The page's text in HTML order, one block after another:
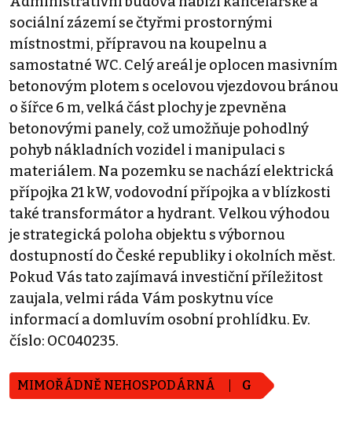
sociální zázemí se čtyřmi prostornými
místnostmi, přípravou na koupelnu a
samostatné WC. Celý areál je oplocen masivním
betonovým plotem s ocelovou vjezdovou bránou
o šířce 6 m, velká část plochy je zpevněna
betonovými panely, což umožňuje pohodlný
pohyb nákladních vozidel i manipulaci s
materiálem. Na pozemku se nachází elektrická
přípojka 21 kW, vodovodní přípojka a v blízkosti
také transformátor a hydrant. Velkou výhodou
je strategická poloha objektu s výbornou
dostupností do České republiky i okolních měst.
Pokud Vás tato zajímavá investiční příležitost
zaujala, velmi ráda Vám poskytnu více
informací a domluvím osobní prohlídku. Ev.
číslo: OC040235.
MIMOŘÁDNĚ NEHOSPODÁRNÁ G